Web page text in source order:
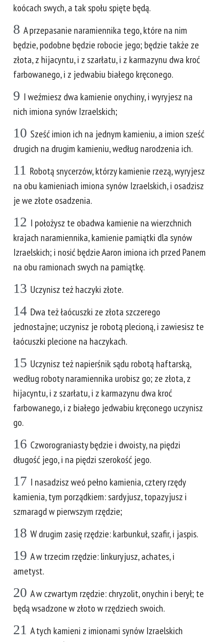
koócach swych, a tak społu spięte będą.
8 A przepasanie naramiennika tego, które na nim
będzie, podobne będzie robocie jego; będzie także ze
złota, z hijacyntu, i z szarłatu, i z karmazynu dwa kroć
farbowanego, i z jedwabiu białego kręconego.
9 I weźmiesz dwa kamienie onychiny, i wyryjesz na
nich imiona synów Izraelskich;
10 Sześć imion ich na jednym kamieniu, a imion sześć
drugich na drugim kamieniu, według narodzenia ich.
11 Robotą snycerzów, którzy kamienie rzezą, wyryjesz
na obu kamieniach imiona synów Izraelskich, i osadzisz
je we złote osadzenia.
12 I położysz te obadwa kamienie na wierzchnich
krajach naramiennika, kamienie pamiątki dla synów
Izraelskich; i nosić będzie Aaron imiona ich przed Panem
na obu ramionach swych na pamiątkę.
13 Uczynisz też haczyki złote.
14 Dwa też łaócuszki ze złota szczerego
jednostajne; uczynisz je robotą plecioną, i zawiesisz te
łaócuszki plecione na haczykach.
15 Uczynisz też napierśnik sądu robotą haftarską,
według roboty naramiennika urobisz go; ze złota, z
hijacyntu, i z szarłatu, i z karmazynu dwa kroć
farbowanego, i z białego jedwabiu kręconego uczynisz
go.
16 Czworograniasty będzie i dwoisty, na piędzi
długość jego, i na piędzi szerokość jego.
17 I nasadzisz weó pełno kamienia, cztery rzędy
kamienia, tym porządkiem: sardyjusz, topazyjusz i
szmaragd w pierwszym rzędzie;
18 W drugim zasię rzędzie: karbunkuł, szafir, i jaspis.
19 A w trzecim rzędzie: linkuryjusz, achates, i
ametyst.
20 A w czwartym rzędzie: chryzolit, onychin i berył; te
będą wsadzone w złoto w rzędziech swoich.
21 A tych kamieni z imionami synów Izraelskich